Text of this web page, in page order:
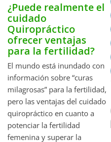
¿Puede realmente el
cuidado
Quiropráctico
ofrecer ventajas
para la fertilidad?
El mundo está inundado con
información sobre “curas
milagrosas” para la fertilidad,
pero las ventajas del cuidado
quiropráctico en cuanto a
potenciar la fertilidad
femenina y superar la